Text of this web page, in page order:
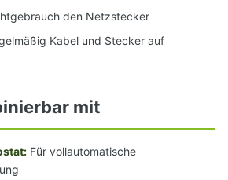
den Netzstecker
Kabel und Stecker auf
mit
Für vollautomatische